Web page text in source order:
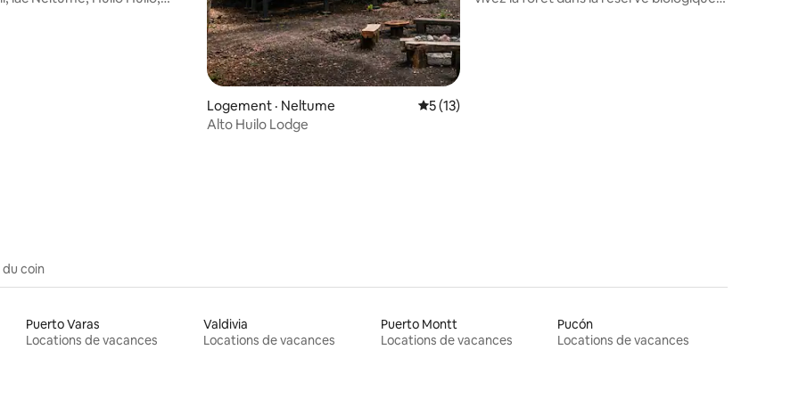
sur 5, 3 commentaires
Logement · Neltume Note moyenne de 5 sur 5, 13 commentaires
5 (13)
Alto Huilo Lodge
coin
Puerto Varas
Locations de vacances
Valdivia
Locations de vacances
Puerto Montt
Locations de vacances
Pucón
Locations de vacances